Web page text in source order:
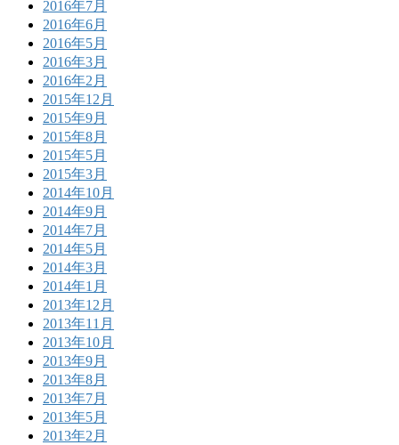
2016年7月
2016年6月
2016年5月
2016年3月
2016年2月
2015年12月
2015年9月
2015年8月
2015年5月
2015年3月
2014年10月
2014年9月
2014年7月
2014年5月
2014年3月
2014年1月
2013年12月
2013年11月
2013年10月
2013年9月
2013年8月
2013年7月
2013年5月
2013年2月